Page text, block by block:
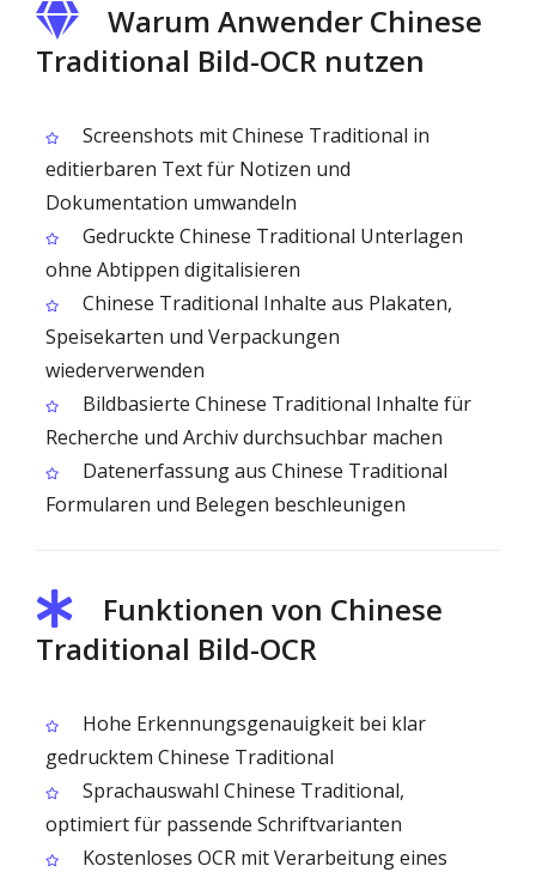
Warum Anwender Chinese
Traditional Bild-OCR nutzen
Screenshots mit Chinese Traditional in
editierbaren Text für Notizen und
Dokumentation umwandeln
Gedruckte Chinese Traditional Unterlagen
ohne Abtippen digitalisieren
Chinese Traditional Inhalte aus Plakaten,
Speisekarten und Verpackungen
wiederverwenden
Bildbasierte Chinese Traditional Inhalte für
Recherche und Archiv durchsuchbar machen
Datenerfassung aus Chinese Traditional
Formularen und Belegen beschleunigen
Funktionen von Chinese
Traditional Bild-OCR
Hohe Erkennungsgenauigkeit bei klar
gedrucktem Chinese Traditional
Sprachauswahl Chinese Traditional,
optimiert für passende Schriftvarianten
Kostenloses OCR mit Verarbeitung eines